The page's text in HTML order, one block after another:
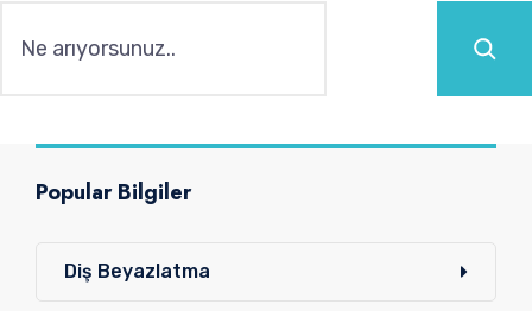
Popular Bilgiler
Diş Beyazlatma